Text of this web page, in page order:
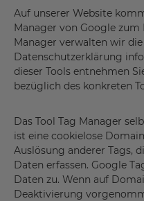
Auf unserer Website
Manager von Google zum
Manager verwalten wir
Datenschutzerklärung
dieser Tools entnehmen
bezüglich des konkreten
Das Tool Tag Manager
ist eine cookielose
Auslösung anderer Tags,
Daten erfassen. Google
Daten zu. Wenn auf
Deaktivierung